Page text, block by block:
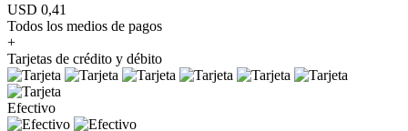
USD 0,41
Todos los medios de pagos
+
Tarjetas de crédito y débito
Efectivo